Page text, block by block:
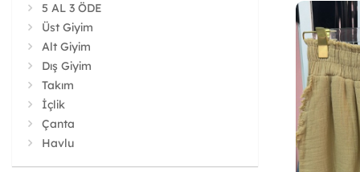
5 AL 3 ÖDE
Üst Giyim
Alt Giyim
Dış Giyim
Takım
İçlik
Çanta
Havlu